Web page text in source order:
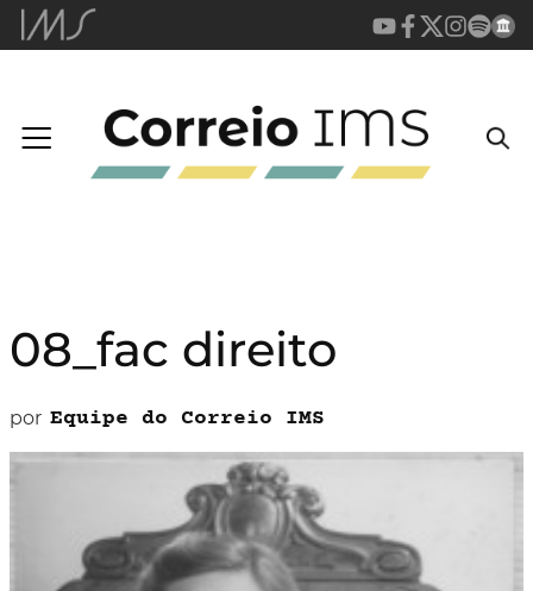
08_fac direito
por Equipe do Correio IMS